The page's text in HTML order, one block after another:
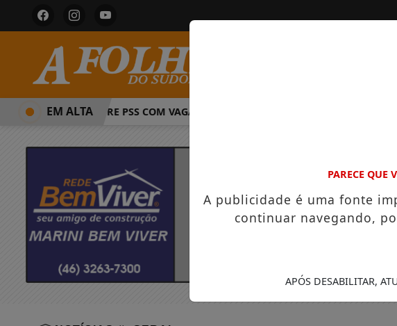
ABRE PSS COM VAGAS EM SEIS FUNÇÕES E SALÁRIOS QUE CHEGAM
EM ALTA
PARECE QUE
A publicidade é uma fonte
continuar navegando,
APÓS DESABILITAR,